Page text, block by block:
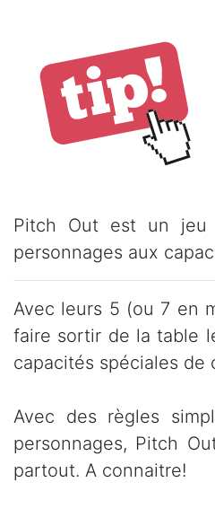
Pitch Out est un jeu
personnages aux
Avec leurs 5 (ou 7 en
faire sortir de la table
capacités spéciales de
Avec des règles
personnages, Pitch
partout. A connaitre!